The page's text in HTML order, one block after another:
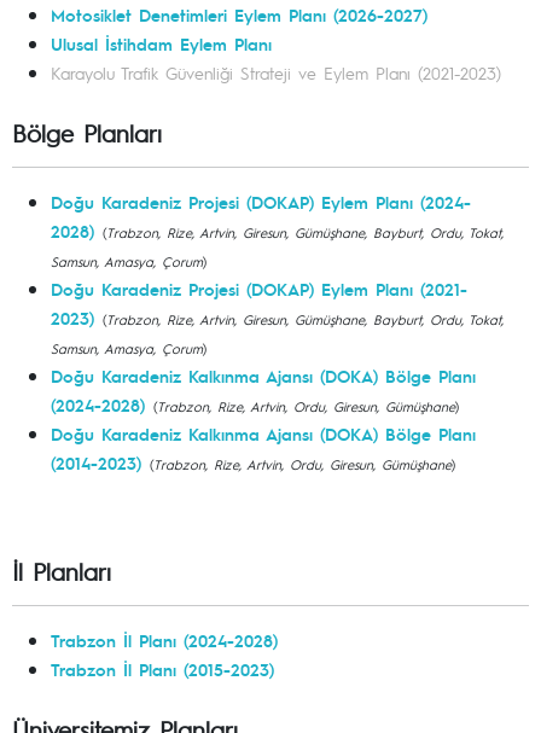
Motosiklet Denetimleri Eylem Planı (2026-2027)
Ulusal İstihdam Eylem Planı
Karayolu Trafik Güvenliği Strateji ve Eylem Planı (2021-2023)
Bölge Planları
Doğu Karadeniz Projesi (DOKAP) Eylem Planı (2024-
2028) (Trabzon, Rize, Artvin, Giresun, Gümüşhane, Bayburt, Ordu, Tokat,
Samsun, Amasya, Çorum)
Doğu Karadeniz Projesi (DOKAP) Eylem Planı (2021-
2023) (Trabzon, Rize, Artvin, Giresun, Gümüşhane, Bayburt, Ordu, Tokat,
Samsun, Amasya, Çorum)
Doğu Karadeniz Kalkınma Ajansı (DOKA) Bölge Planı
(2024-2028) (Trabzon, Rize, Artvin, Ordu, Giresun, Gümüşhane)
Doğu Karadeniz Kalkınma Ajansı (DOKA) Bölge Planı
(2014-2023) (Trabzon, Rize, Artvin, Ordu, Giresun, Gümüşhane)
İl Planları
Trabzon İl Planı (2024-2028)
Trabzon İl Planı (2015-2023)